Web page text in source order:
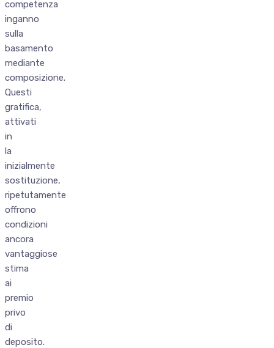
competenza
inganno
sulla
basamento
mediante
composizione.
Questi
gratifica,
attivati
in
la
inizialmente
sostituzione,
ripetutamente
offrono
condizioni
ancora
vantaggiose
stima
ai
premio
privo
di
deposito.